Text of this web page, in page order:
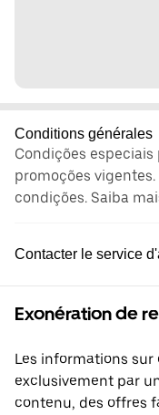
Conditions générales
Condições
promoções
condições. Saiba
Contacter le service
Exonération de
Les informations
exclusivement par
contenu, des offres